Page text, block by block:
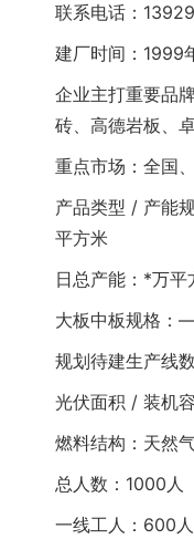
联系电话：
建厂时间：1999
企业主打重要品
砖、高德岩板、
重点市场：全国
产品类型 / 产能
平方米
日总产能：*万平
大板中板规格：
规划待建生产线
光伏面积 / 装机
燃料结构：天然
总人数：1000人
一线工人：600人